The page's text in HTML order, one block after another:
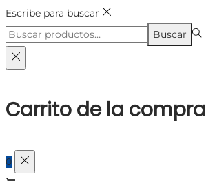
Escribe para buscar
Búsqueda
para:>
Buscar
Carrito de la compra
0